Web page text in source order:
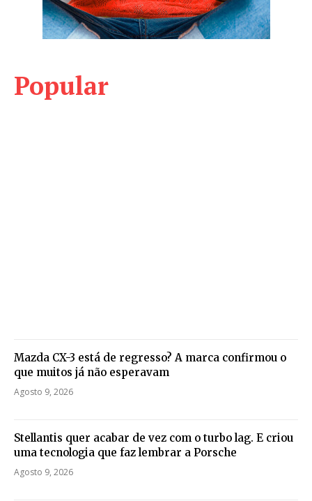
Popular
Mazda CX-3 está de regresso? A marca confirmou o
que muitos já não esperavam
Agosto 9, 2026
Stellantis quer acabar de vez com o turbo lag. E criou
uma tecnologia que faz lembrar a Porsche
Agosto 9, 2026